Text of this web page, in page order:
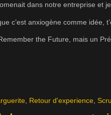
dans notre entreprise et
c’est anxiogène comme idée,
the Future, mais un
Retour d'experience